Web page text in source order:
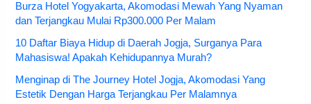
Burza Hotel Yogyakarta, Akomodasi Mewah Yang Nyaman
dan Terjangkau Mulai Rp300.000 Per Malam
10 Daftar Biaya Hidup di Daerah Jogja, Surganya Para
Mahasiswa! Apakah Kehidupannya Murah?
Menginap di The Journey Hotel Jogja, Akomodasi Yang
Estetik Dengan Harga Terjangkau Per Malamnya